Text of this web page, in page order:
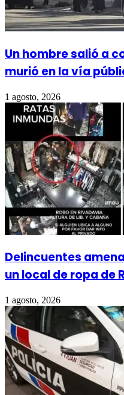
Un hombre salió a
murió en la vía
1 agosto, 2026
Delincuentes
un local de ropa de
1 agosto, 2026